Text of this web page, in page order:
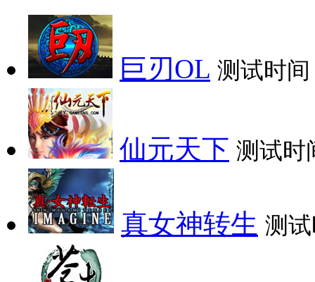
巨刃OL 测试时
仙元天下 测试时
真女神转生 测